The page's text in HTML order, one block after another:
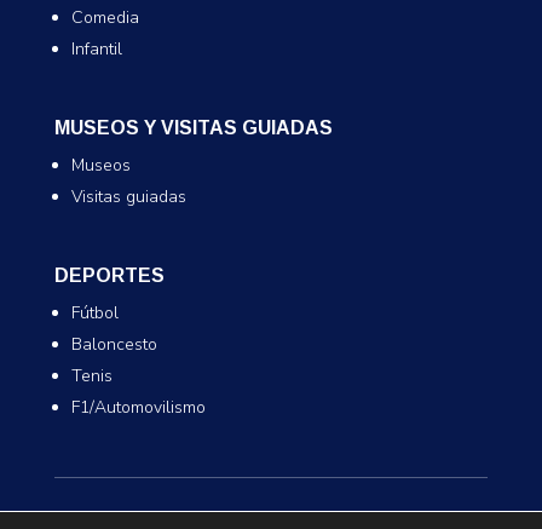
Comedia
Infantil
MUSEOS Y VISITAS GUIADAS
Museos
Visitas guiadas
DEPORTES
Fútbol
Baloncesto
Tenis
F1/Automovilismo